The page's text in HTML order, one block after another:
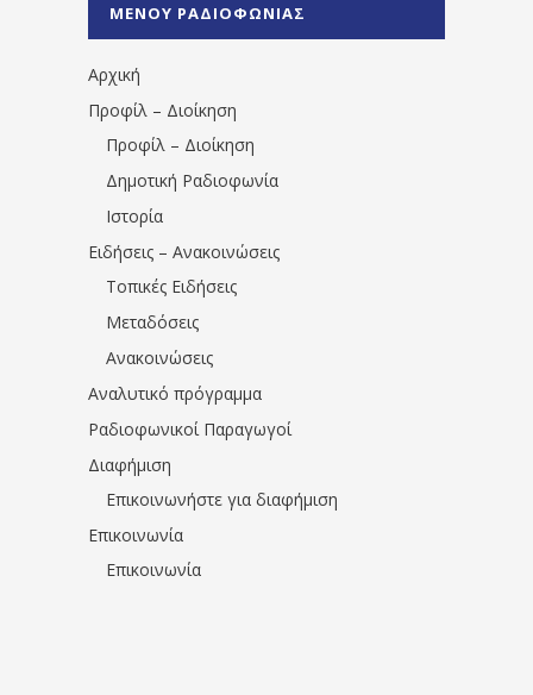
1531194763766854/" artist="" ]
ΜΕΝΟΥ ΡΑΔΙΟΦΩΝΙΑΣ
Αρχική
Προφίλ – Διοίκηση
Προφίλ – Διοίκηση
Δημοτική Ραδιοφωνία
Ιστορία
Ειδήσεις – Ανακοινώσεις
Τοπικές Ειδήσεις
Μεταδόσεις
Ανακοινώσεις
Αναλυτικό πρόγραμμα
Ραδιοφωνικοί Παραγωγοί
Διαφήμιση
Επικοινωνήστε για διαφήμιση
Επικοινωνία
Επικοινωνία